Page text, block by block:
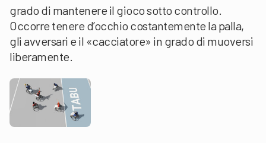
grado di mantenere il gioco sotto controllo.
Occorre tenere d’occhio costantemente la palla,
gli avversari e il «cacciatore» in grado di muoversi
liberamente.